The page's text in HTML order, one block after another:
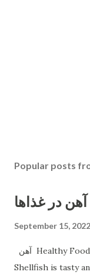
Popular posts
آهن در غذاها
September 15, 2022
Shellfish is tasty